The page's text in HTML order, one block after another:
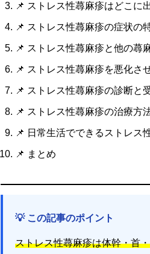
📌 ストレス性蕁麻疹はどこに
📌 ストレス性蕁麻疹の症状の
📌 ストレス性蕁麻疹と他の蕁
📌 ストレス性蕁麻疹を悪化さ
📌 ストレス性蕁麻疹の診断と
📌 ストレス性蕁麻疹の治療方
📌 日常生活でできるストレス
📌 まとめ
💡 この記事のポイント
ストレス性蕁麻疹は体幹・首